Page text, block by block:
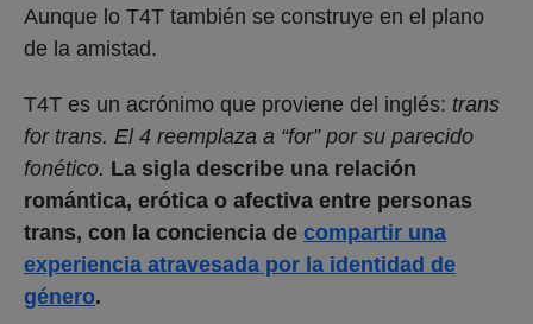
Aunque lo T4T también se construye en el plano
de la amistad.
T4T es un acrónimo que proviene del inglés: trans
for trans. El 4 reemplaza a “for” por su parecido
fonético. La sigla describe una relación
romántica, erótica o afectiva entre personas
trans, con la conciencia de compartir una
experiencia atravesada por la identidad de
género.